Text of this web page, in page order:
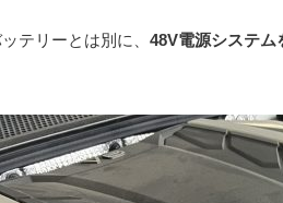
テリーとは別に、 48V電源システム